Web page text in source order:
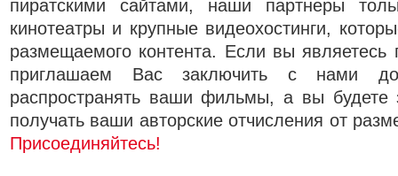
пиратскими сайтами, наши партнеры
кинотеатры и крупные видеохостинги,
размещаемого контента. Если вы
приглашаем Вас заключить с нами
распространять ваши фильмы, а вы будете
получать ваши авторские отчисления от
Присоединяйтесь!